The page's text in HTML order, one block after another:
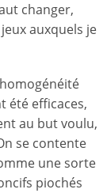
changer,
auxquels je
été efficaces,
au but voulu,
se contente
une sorte
piochés